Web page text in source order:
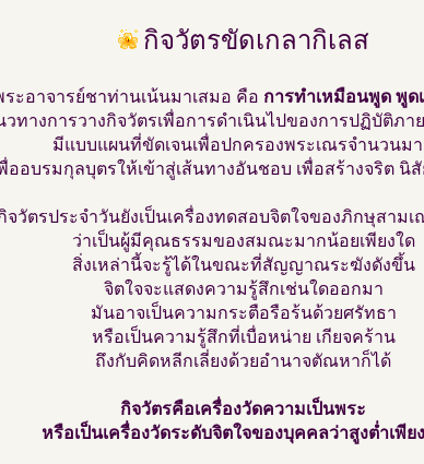
กิจวัตรขัดเกลากิเลส
ระอาจารย์ชาท่านเน้นมาเสมอ คือ การทำเหมือนพูด พูด
ทางการวางกิจวัตรเพื่อการดำเนินไปของการปฏิบัติภา
มีแบบแผนที่ขัดเจนเพื่อปกครองพระเณรจำนวนม
ออบรมกุลบุตรให้เข้าสู่เส้นทางอันชอบ เพื่อสร้างจริต นิ
จวัตรประจำวันยังเป็นเครื่องทดสอบจิตใจของภิกษุสามเ
ว่าเป็นผู้มีคุณธรรมของสมณะมากน้อยเพียงใด
สิ่งเหล่านี้จะรู้ได้ในขณะที่สัญญาณระฆังดังขึ้น
จิตใจจะแสดงความรู้สึกเช่นใดออกมา
มันอาจเป็นความกระตือรือร้นด้วยศรัทธา
หรือเป็นความรู้สึกที่เบื่อหน่าย เกียจคร้าน
ถึงกับคิดหลีกเลี่ยงด้วยอำนาจตัณหาก็ได้
กิจวัตรคือเครื่องวัดความเป็นพระ
หรือเป็นเครื่องวัดระดับจิตใจของบุคคลว่าสูงต่ำเพีย